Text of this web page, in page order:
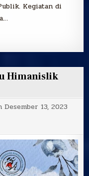
Kegiatan di
Himanislik
Desember 13, 2023